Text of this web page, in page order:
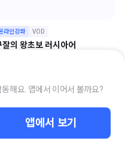
라인강좌 VOD
잘의 왕초보 러시아어
원
해요. 앱에서 이어서 볼까요?
앱에서 보기